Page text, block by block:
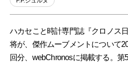
ハカセこと時計専門誌『クロノス
将が、傑作ムーブメントについて
回分、webChronosに掲載する。